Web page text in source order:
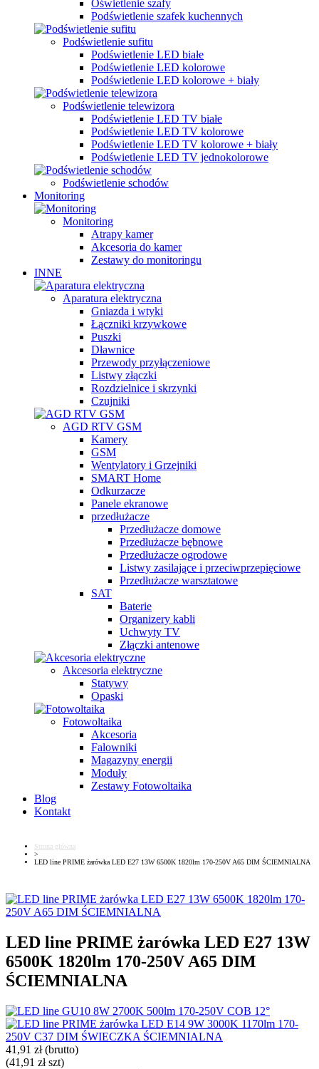
Oświetlenie szafy
Podświetlenie szafek kuchennych
Podświetlenie sufitu
Podświetlenie LED białe
Podświetlenie LED kolorowe
Podświetlenie LED kolorowe + biały
Podświetlenie telewizora
Podświetlenie LED TV białe
Podświetlenie LED TV kolorowe
Podświetlenie LED TV kolorowe + biały
Podświetlenie LED TV jednokolorowe
Podświetlenie schodów
Monitoring
Monitoring
Atrapy kamer
Akcesoria do kamer
Zestawy do monitoringu
INNE
Aparatura elektryczna
Gniazda i wtyki
Łączniki krzywkowe
Puszki
Dławnice
Przewody przyłączeniowe
Listwy złączki
Rozdzielnice i skrzynki
Czujniki
AGD RTV GSM
Kamery
GSM
Wentylatory i Grzejniki
SMART Home
Odkurzacze
Panele ekranowe
przedłużacze
Przedłużacze domowe
Przedłużacze bębnowe
Przedłużacze ogrodowe
Listwy zasilające i przeciwprzepięciowe
Przedłużacze warsztatowe
SAT
Baterie
Organizery kabli
Uchwyty TV
Złączki antenowe
Akcesoria elektryczne
Statywy
Opaski
Fotowoltaika
Akcesoria
Falowniki
Magazyny energii
Moduły
Zestawy Fotowoltaika
Blog
Kontakt
Strona główna
>
LED line PRIME żarówka LED E27 13W 6500K 1820lm 170-250V A65 DIM ŚCIEMNIALNA
LED line PRIME żarówka LED E27 13W
6500K 1820lm 170-250V A65 DIM
ŚCIEMNIALNA
41,91 zł (brutto)
(41,91 zł szt)